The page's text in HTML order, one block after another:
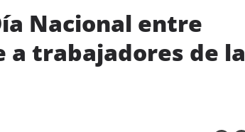
Nacional entre
a trabajadores de la